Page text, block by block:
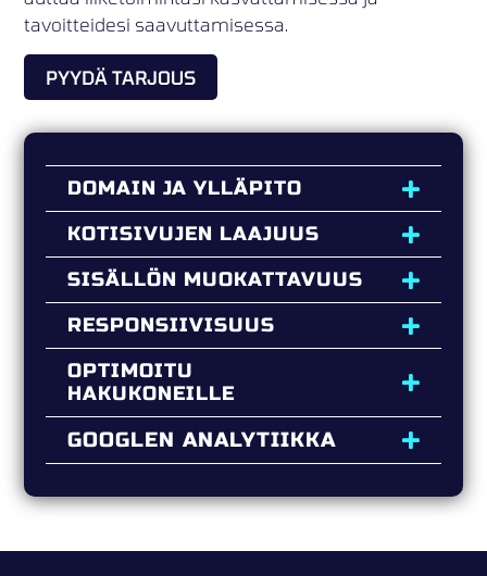
tavoitteidesi saavuttamisessa.
PYYDÄ TARJOUS
DOMAIN JA YLLÄPITO
KOTISIVUJEN LAAJUUS
SISÄLLÖN MUOKATTAVUUS
RESPONSIIVISUUS
OPTIMOITU
HAKUKONEILLE
GOOGLEN ANALYTIIKKA